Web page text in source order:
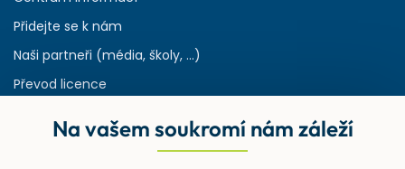
Přidejte se k nám
Naši partneři (média, školy, ...)
Převod licence
Rejstřík používaných zkratek v odpadech
Na vašem soukromí nám záleží